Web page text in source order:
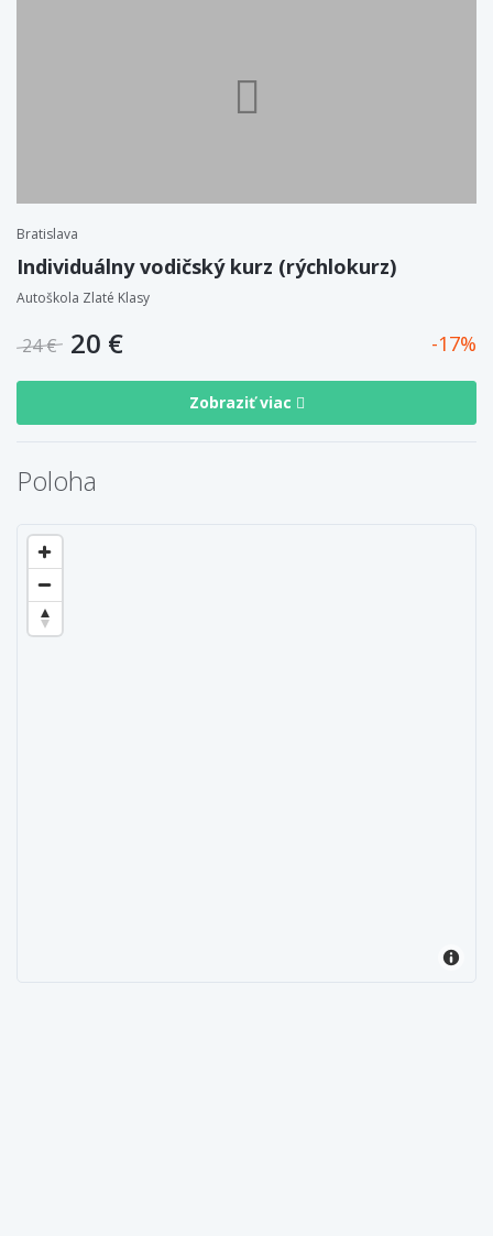
Bratislava
Individuálny vodičský kurz (rýchlokurz)
Autoškola Zlaté Klasy
24 € 20 € 17
Zobraziť viac
Poloha